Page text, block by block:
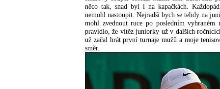
něco tak, snad byl i na kapačkách.
nemohl nastoupit. Nejradši bych se tehdy na
mohl zvednout ruce po posledním vyhraném
pravidlo, že vítěz juniorky už v dalších
už začal hrát první turnaje mužů a moje
směr.